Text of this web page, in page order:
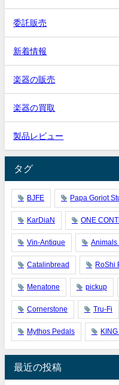
委託販売
新着情報
楽器の販売
楽器の買取
製品レビュー
タグ
BJFE Papa Goriot
KarDiaN ONE
Vin-Antique Animals
Catalinbread RoShi
Menatone pickup
Cornerstone Tru-Fi
Mythos Pedals
最近の投稿